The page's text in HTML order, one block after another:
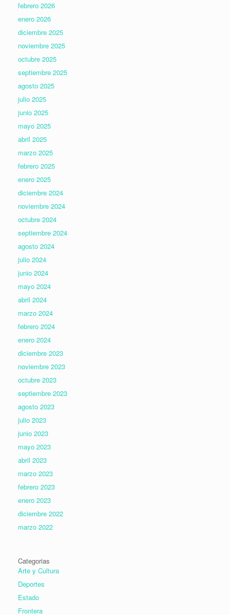
febrero 2026
enero 2026
diciembre 2025
noviembre 2025
octubre 2025
septiembre 2025
agosto 2025
julio 2025
junio 2025
mayo 2025
abril 2025
marzo 2025
febrero 2025
enero 2025
diciembre 2024
noviembre 2024
octubre 2024
septiembre 2024
agosto 2024
julio 2024
junio 2024
mayo 2024
abril 2024
marzo 2024
febrero 2024
enero 2024
diciembre 2023
noviembre 2023
octubre 2023
septiembre 2023
agosto 2023
julio 2023
junio 2023
mayo 2023
abril 2023
marzo 2023
febrero 2023
enero 2023
diciembre 2022
marzo 2022
Categorias
Arte y Cultura
Deportes
Estado
Frontera